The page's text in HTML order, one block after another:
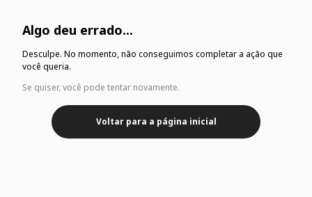
Algo deu errado...
Desculpe. No momento, não conseguimos completar a ação que
você queria.
Se quiser, você pode tentar novamente.
Voltar para a página inicial